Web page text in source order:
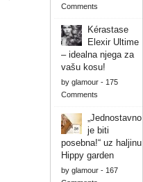
Comments
Kérastase
Elexir Ultime
– idealna njega za
vašu kosu!
by glamour- 175
Comments
„Jednostavno
je biti
posebna!“ uz haljinu
Hippy garden
by glamour- 167